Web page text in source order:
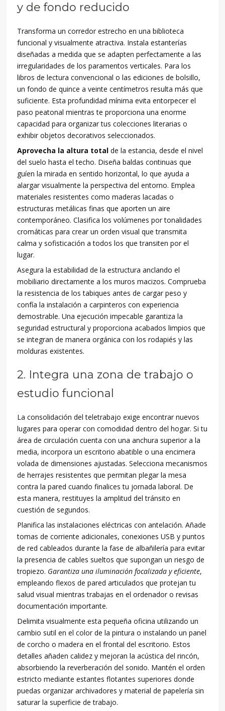
y de fondo reducido
Transforma un corredor estrecho en una biblioteca
funcional y visualmente atractiva. Instala estanterías
diseñadas a medida que se adapten perfectamente a las
irregularidades de los paramentos verticales. Para los
libros de lectura convencional o las ediciones de bolsillo,
un fondo de quince a veinte centímetros resulta más que
suficiente. Esta profundidad mínima evita entorpecer el
paso peatonal mientras te proporciona una enorme
capacidad para organizar tus colecciones literarias o
exhibir objetos decorativos seleccionados.
Aprovecha la altura total de la estancia, desde el nivel
del suelo hasta el techo. Diseña baldas continuas que
guíen la mirada en sentido horizontal, lo que ayuda a
alargar visualmente la perspectiva del entorno. Emplea
materiales resistentes como maderas lacadas o
estructuras metálicas finas que aporten un aire
contemporáneo. Clasifica los volúmenes por tonalidades
cromáticas para crear un orden visual que transmita
calma y sofisticación a todos los que transiten por el
lugar.
Asegura la estabilidad de la estructura anclando el
mobiliario directamente a los muros macizos. Comprueba
la resistencia de los tabiques antes de cargar peso y
confía la instalación a carpinteros con experiencia
demostrable. Una ejecución impecable garantiza la
seguridad estructural y proporciona acabados limpios que
se integran de manera orgánica con los rodapiés y las
molduras existentes.
2. Integra una zona de trabajo o
estudio funcional
La consolidación del teletrabajo exige encontrar nuevos
lugares para operar con comodidad dentro del hogar. Si tu
área de circulación cuenta con una anchura superior a la
media, incorpora un escritorio abatible o una encimera
volada de dimensiones ajustadas. Selecciona mecanismos
de herrajes resistentes que permitan plegar la mesa
contra la pared cuando finalices tu jornada laboral. De
esta manera, restituyes la amplitud del tránsito en
cuestión de segundos.
Planifica las instalaciones eléctricas con antelación. Añade
tomas de corriente adicionales, conexiones USB y puntos
de red cableados durante la fase de albañilería para evitar
la presencia de cables sueltos que supongan un riesgo de
tropiezo. Garantiza una iluminación focalizada y eficiente,
empleando flexos de pared articulados que protejan tu
salud visual mientras trabajas en el ordenador o revisas
documentación importante.
Delimita visualmente esta pequeña oficina utilizando un
cambio sutil en el color de la pintura o instalando un panel
de corcho o madera en el frontal del escritorio. Estos
detalles añaden calidez y mejoran la acústica del rincón,
absorbiendo la reverberación del sonido. Mantén el orden
estricto mediante estantes flotantes superiores donde
puedas organizar archivadores y material de papelería sin
saturar la superficie de trabajo.